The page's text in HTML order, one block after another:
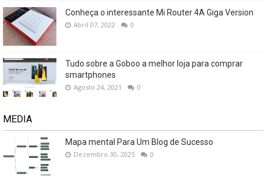
Conheça o interessante Mi Router 4A Giga Version
Abril 07, 2022 0
Tudo sobre a Goboo a melhor loja para comprar
smartphones
Agosto 24, 2021 0
MEDIA
Mapa mental Para Um Blog de Sucesso
Dezembro 30, 2025 0